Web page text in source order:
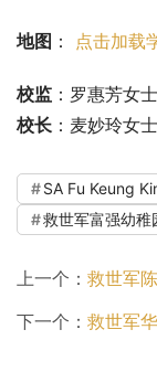
地图 ： 点击加载
校监 ：罗惠芳女士
校长 ：麦妙玲女士
SA Fu Keung
救世军富强幼稚
上一个： 救世军陈昆
下一个： 救世军华